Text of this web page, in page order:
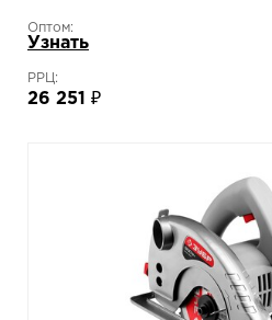
Оптом:
Узнать
РРЦ:
26 251 ₽